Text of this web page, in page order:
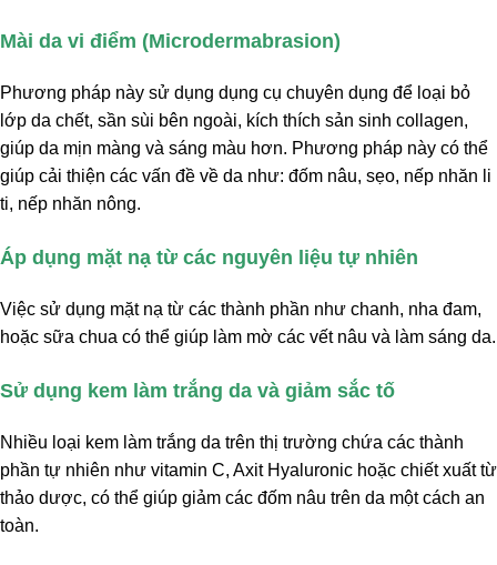
Mài da vi điểm (Microdermabrasion)
Phương pháp này sử dụng dụng cụ chuyên dụng để loại bỏ
lớp da chết, sần sùi bên ngoài, kích thích sản sinh collagen,
giúp da mịn màng và sáng màu hơn. Phương pháp này có thể
giúp cải thiện các vấn đề về da như: đốm nâu, sẹo, nếp nhăn li
ti, nếp nhăn nông.
Áp dụng mặt nạ từ các nguyên liệu tự nhiên
Việc sử dụng mặt nạ từ các thành phần như chanh, nha đam,
hoặc sữa chua có thể giúp làm mờ các vết nâu và làm sáng da.
Sử dụng kem làm trắng da và giảm sắc tố
Nhiều loại kem làm trắng da trên thị trường chứa các thành
phần tự nhiên như vitamin C, Axit Hyaluronic hoặc chiết xuất từ
thảo dược, có thể giúp giảm các đốm nâu trên da một cách an
toàn.